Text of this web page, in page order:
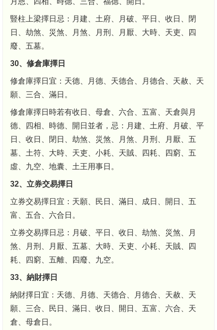
豎柱上梁擇日忌：月建、土府、月破、平日、收日、閉
日、劫煞、災煞、月煞、月刑、月厭、大時、天吏、四
廢、五墓。
30、修倉庫擇日
修倉庫擇日宜：天德、月德、天德合、月德合、天赦、天
願、三合、滿日。
修倉庫擇日時若有收日、母倉、六合、五富、天倉與月
德、四相、時德、開日並者，忌：月建、土府、月破、平
日、收日、閉日、劫煞、災煞、月煞、月刑、月厭、五
墓、土符、大時、天吏、小耗、天賊、四耗、四窮、五
虛、九空、地囊、土王用事日。
32、立券交易擇日
立券交易擇日宜：天願、民日、滿日、成日、開日、五
富、五合、六合日。
立券交易擇日忌：月破、平日、收日、劫煞、災煞、月
煞、月刑、月厭、五墓、大時、天吏、小耗、天賊、四
耗、四窮、五離、四廢、九空。
33、納財擇日
納財擇日宜：天德、月德、天德合、月德合、天赦、天
願、三合、民日、滿日、收日、開日、五富、六合、天
倉、母倉日。